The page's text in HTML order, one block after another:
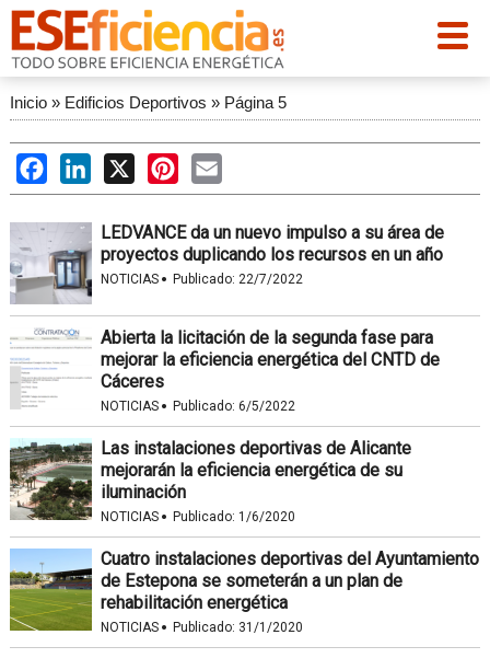
Inicio» Edificios Deportivos » Página 5
FacebookLinkedIn
X PinterestEmail
LEDVANCE da un nuevo impulso a su área de
proyectos duplicando los recursos en un año
NOTICIAS · Publicado: 22/7/2022
Abierta la licitación de la segunda fase para
mejorar la eficiencia energética del CNTD de
Cáceres
NOTICIAS · Publicado: 6/5/2022
Las instalaciones deportivas de Alicante
mejorarán la eficiencia energética de su
iluminación
NOTICIAS · Publicado: 1/6/2020
Cuatro instalaciones deportivas del Ayuntamiento
de Estepona se someterán a un plan de
rehabilitación energética
NOTICIAS · Publicado: 31/1/2020